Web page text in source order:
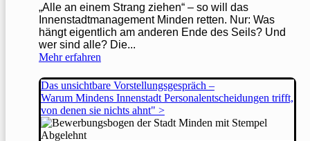
„Alle an einem Strang ziehen“ – so will das
Innenstadtmanagement Minden retten. Nur: Was
hängt eigentlich am anderen Ende des Seils? Und
wer sind alle? Die...
Mehr erfahren
Das unsichtbare Vorstellungsgespräch –
Warum Mindens Innenstadt Personalentscheidungen trifft,
von denen sie nichts ahnt" >